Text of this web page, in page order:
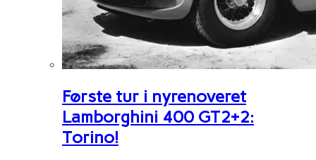
Første tur i nyrenoveret
Lamborghini 400 GT2+2:
Torino!